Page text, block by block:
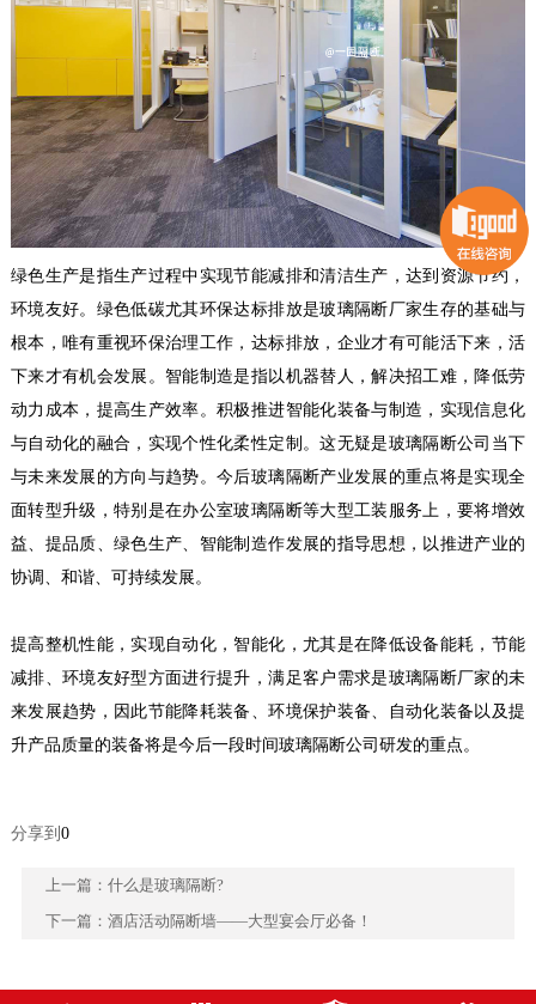
绿色生产是指生产过程中实现节能减排和清洁生产，达到资源节约，
环境友好。绿色低碳尤其环保达标排放是玻璃隔断厂家生存的基础与
根本，唯有重视环保治理工作，达标排放，企业才有可能活下来，活
下来才有机会发展。智能制造是指以机器替人，解决招工难，降低劳
动力成本，提高生产效率。积极推进智能化装备与制造，实现信息化
与自动化的融合，实现个性化柔性定制。这无疑是玻璃隔断公司当下
与未来发展的方向与趋势。今后玻璃隔断产业发展的重点将是实现全
面转型升级，特别是在办公室玻璃隔断等大型工装服务上，要将增效
益、提品质、绿色生产、智能制造作发展的指导思想，以推进产业的
协调、和谐、可持续发展。
提高整机性能，实现自动化，智能化，尤其是在降低设备能耗，节能
减排、环境友好型方面进行提升，满足客户需求是玻璃隔断厂家的未
来发展趋势，因此节能降耗装备、环境保护装备、自动化装备以及提
升产品质量的装备将是今后一段时间玻璃隔断公司研发的重点。
分享到 0
上一篇： 什么是玻璃隔断?
下一篇： 酒店活动隔断墙——大型宴会厅必备！